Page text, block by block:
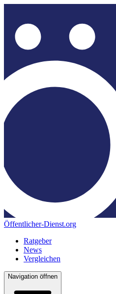
Öffentlicher-Dienst.org
Ratgeber
News
Vergleichen
Navigation öffnen